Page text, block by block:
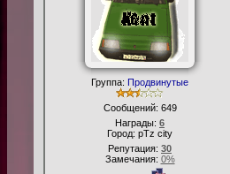
Группа: Продвинутые
Сообщений: 649
Награды: 6
Город: pTz city
Репутация: 30
Замечания: 0%